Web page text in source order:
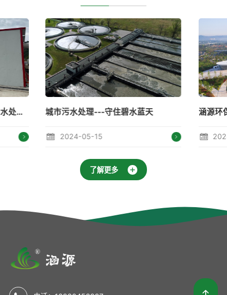
水处理---守住碧水蓝天
05-15 2024-04-27
了解更多